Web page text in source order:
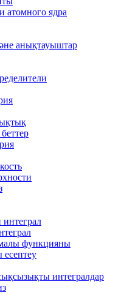
атомного ядра
анықтауыштар
функцияны
интегралдар